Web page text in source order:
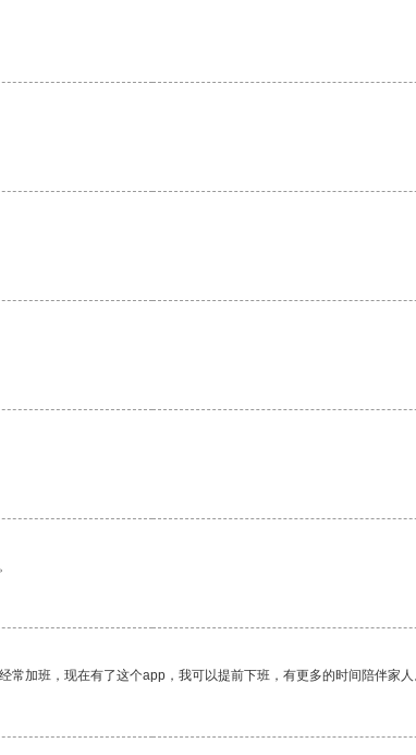
加班，现在有了这个app，我可以提前下班，有更多的时间陪伴家人